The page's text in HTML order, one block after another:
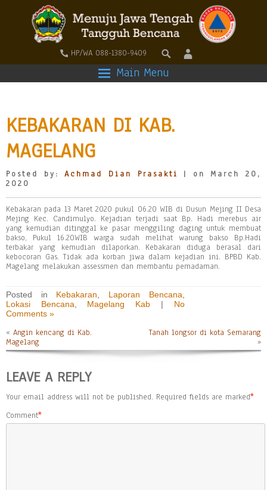
HP/WA 088-1380-9409
Main Menu
KEBAKARAN DI KAB.
MAGELANG
Posted by:Achmad Dian Prasakti
| on March 20,
2020
Kebakaran pada 13 Maret 2020 pukul 06.20 WIB di Dusun Mejing II Desa
Mejing Kec. Candimulyo. Kejadian terjadi saat Bp. Hadi merebus air
yang kemudian ditinggal ke pasar menggiling daging untuk membuat
bakso, Pukul 16.20WIB warga sudah melihat warung bakso Bp.Hadi
terbakar yang kemudian dilaporkan. Kebakaran diduga berasal dari
kebocoran Gas. Tidak ada korban jiwa dalam kejadian ini. BPBD Kab.
Magelang melakukan assessmen dan membantu pemadaman.
Posted in Kebakaran Laporan Bencana
Lokasi Bencana
Magelang Kab | No
Comments »
« Angin kencang di Kab.
Magelang
Tanah longsor di kota Semarang
»
LEAVE A REPLY
Your email address will not be published. Required fields are marked*
Comment*